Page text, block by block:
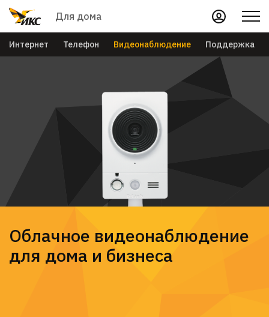
Интернет Телефон Видеонаблюдение Поддержка
Для дома
Облачное видеонаблюдение
для дома и бизнеса